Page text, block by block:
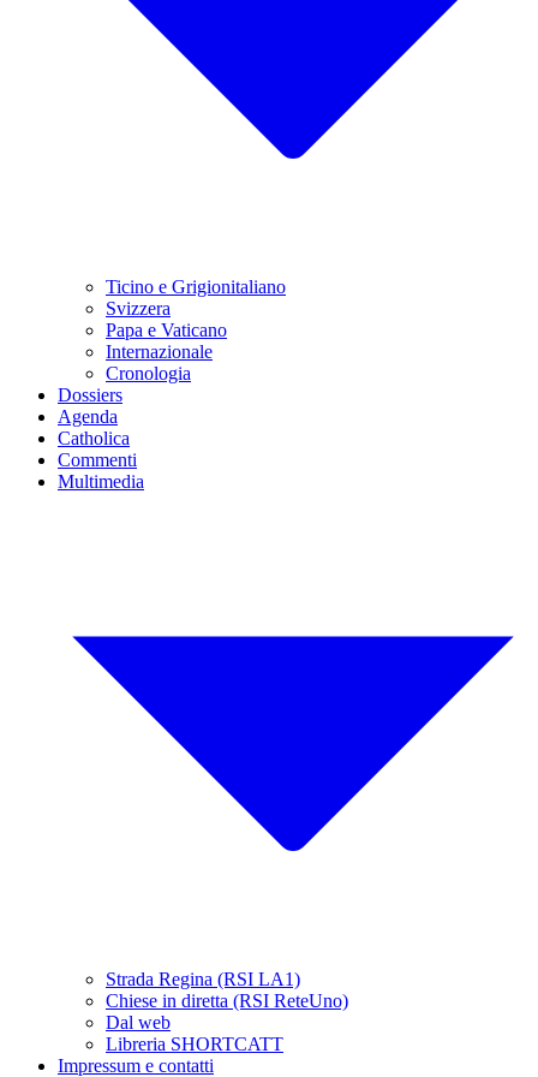
Ticino e Grigionitaliano
Svizzera
Papa e Vaticano
Internazionale
Cronologia
Dossiers
Agenda
Catholica
Commenti
Multimedia
Strada Regina (RSI LA1)
Chiese in diretta (RSI ReteUno)
Dal web
Libreria SHORTCATT
Impressum e contatti